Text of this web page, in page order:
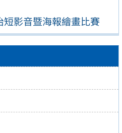
影音暨海報繪畫比賽